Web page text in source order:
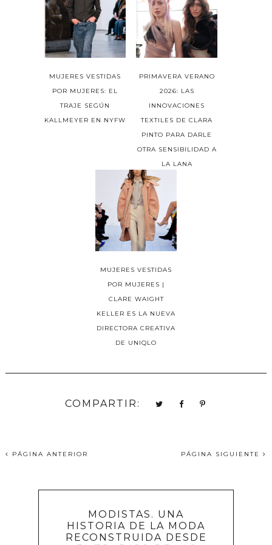
MUJERES VESTIDAS
POR MUJERES: EL
TRAJE SEGÚN
KALLMEYER EN NYFW
PRIMAVERA VERANO
2026: LAS
INNOVACIONES
TEXTILES DE CLARA
PINTO PARA DARLE
OTRA SENSIBILIDAD A
LA LANA
MUJERES VESTIDAS
POR MUJERES |
CLARE WAIGHT
KELLER ES LA NUEVA
DIRECTORA CREATIVA
DE UNIQLO
COMPARTIR:
PÁGINA ANTERIOR PÁGINA SIGUIENTE
MODISTAS. UNA
HISTORIA DE LA MODA
RECONSTRUIDA DESDE